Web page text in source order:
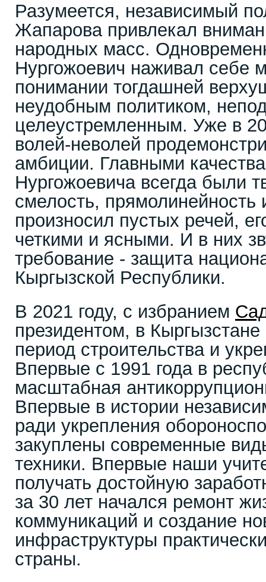
Разумеется, независимый
Жапарова привлекал
народных масс.
Нургожоевич наживал себе
понимании тогдашней
неудобным политиком,
целеустремленным. Уже в
волей-неволей
амбиции. Главными
Нургожоевича всегда были
смелость,
произносил пустых речей,
четкими и ясными. И в них
требование - защита
Кыргызской Республики.
В 2021 году, с избранием
президентом, в
период строительства и
Впервые с 1991 года в
масштабная
Впервые в истории
ради укрепления
закуплены современные
техники. Впервые наши
получать достойную
за 30 лет начался ремонт
коммуникаций и создание
инфраструктуры
страны.